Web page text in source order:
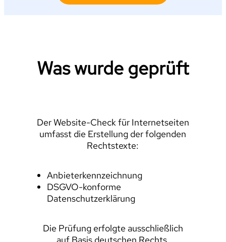
Was wurde geprüft
Der Website-Check für Internetseiten
umfasst die Erstellung der folgenden
Rechtstexte:
Anbieterkennzeichnung
DSGVO-konforme
Datenschutzerklärung
Die Prüfung erfolgte ausschließlich